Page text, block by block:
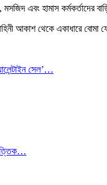
এবং হামাস কর্মকর্তাদের
আকাশ থেকে একাধারে
সেল’…